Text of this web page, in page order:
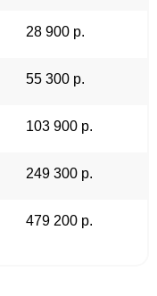
28 900 р.
55 300 р.
103 900 р.
249 300 р.
479 200 р.